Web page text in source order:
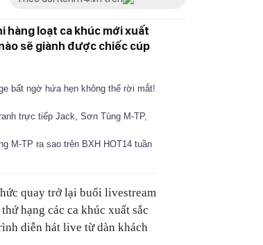
hàng loạt ca khúc mới xuất
sẽ giành được chiếc cúp
bất ngờ hứa hẹn không thể rời mắt!
trực tiếp Jack, Sơn Tùng M-TP,
M-TP ra sao trên BXH HOT14 tuần
quay trở lại buổi livestream
hạng các ca khúc xuất sắc
diễn hát live từ dàn khách